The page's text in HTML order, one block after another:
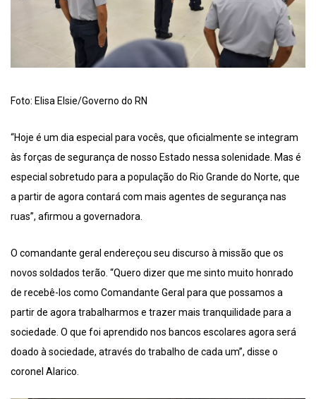
Foto: Elisa Elsie/Governo do RN
“Hoje é um dia especial para vocês, que oficialmente se integram
às forças de segurança de nosso Estado nessa solenidade. Mas é
especial sobretudo para a população do Rio Grande do Norte, que
a partir de agora contará com mais agentes de segurança nas
ruas”, afirmou a governadora.
O comandante geral endereçou seu discurso à missão que os
novos soldados terão. “Quero dizer que me sinto muito honrado
de recebê-los como Comandante Geral para que possamos a
partir de agora trabalharmos e trazer mais tranquilidade para a
sociedade. O que foi aprendido nos bancos escolares agora será
doado à sociedade, através do trabalho de cada um”, disse o
coronel Alarico.